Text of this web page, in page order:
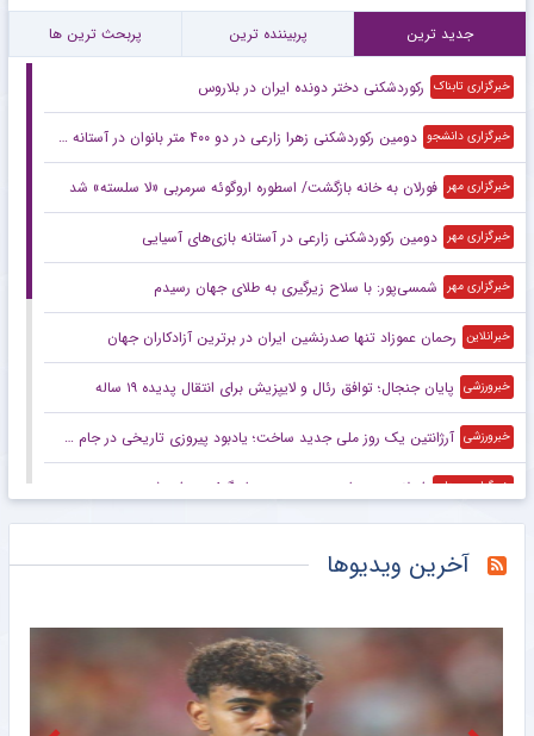
جدید ترین پربیننده ترین پربحث ترین ها
خبرگزاری تابناک رکوردشکنی دختر دونده ایران در بلاروس
خبرگزاری دانشجو دومین رکوردشکنی زهرا زارعی در دو ۴۰۰ متر بانوان در آستانه بازی‌های آسیایی
خبرگزاری مهر فورلان به خانه بازگشت/ اسطوره اروگوئه سرمربی «لا سلسته» شد
خبرگزاری مهر دومین رکوردشکنی زارعی در آستانه بازی‌های آسیایی
خبرگزاری مهر شمسی‌پور: با سلاح زیرگیری به طلای جهان رسیدم
خبرانلاین رحمان عموزاد تنها صدرنشین ایران در برترین آزادکاران جهان
خبرورزشی پایان جنجال؛ توافق رئال و لایپزیش برای انتقال پدیده ۱۹ ساله
خبرورزشی آرژانتین یک روز ملی جدید ساخت؛ یادبود پیروزی تاریخی در جام جهانی ۲۰۲۶
خبرگزاری میزان فورلان به عنوان سرمربی جدید اروگوئه معرفی شد
دو بازیکن آزاد در راه پیوستن به پرسپولیس
یکی از ماندگارترین شراکت‌های فوتبال همچنان ادامه خواهد داشت
آخرین ویدیوها